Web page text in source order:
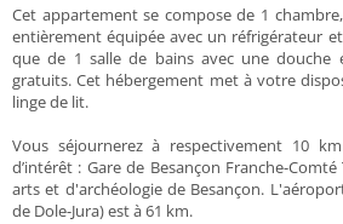
Cet appartement se compose de 1
entièrement équipée avec un réfrigérateur
que de 1 salle de bains avec une douche
gratuits. Cet hébergement met à votre
linge de lit.
Vous séjournerez à respectivement 10
d’intérêt : Gare de Besançon Franche-
arts et d'archéologie de Besançon.
de Dole-Jura) est à 61 km.